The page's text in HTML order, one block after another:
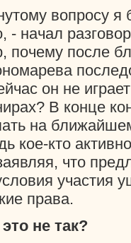
вопросу
- начал
почему после
он не
В конце
на
кое-кто
что
участия
права.
не так?